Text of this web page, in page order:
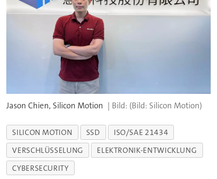
Jason Chien, Silicon Motion (Bild: Silicon Motion)
SILICON MOTION SSD
ISO/SAE 21434
VERSCHLÜSSELUNG
ELEKTRONIK-ENTWICKLUNG
CYBERSECURITY